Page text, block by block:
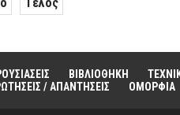
ΒΙΒΛΙΟΘΗΚΗ
/ ΑΠΑΝΤΗΣΕΙΣ ΟΜΟΡΦΙΑ